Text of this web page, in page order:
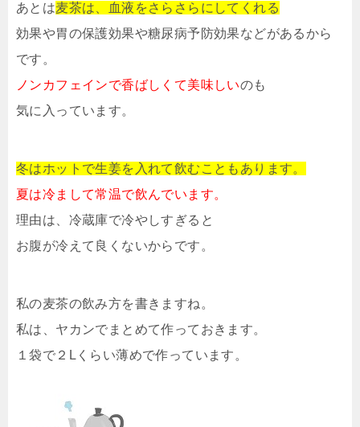
あとは麦茶は、血液をさらさらにしてくれる
効果や胃の保護効果や糖尿病予防効果などがあるから
です。
ノンカフェインで香ばしくて美味しいのも
気に入っています。
冬はホットで生姜を入れて飲むこともあります。
夏は冷まして常温で飲んでいます。
理由は、冷蔵庫で冷やしすぎると
お腹が冷えて良くないからです。
私の麦茶の飲み方を書きますね。
私は、ヤカンでまとめて作っておきます。
１袋で２Lくらい薄めで作っています。